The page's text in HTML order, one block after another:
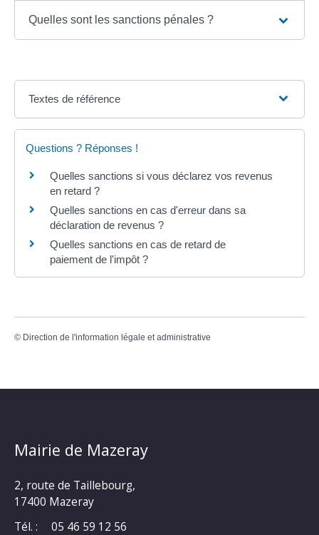
Quelles sont les sanctions pénales ?
Textes de référence
Questions ? Réponses !
Quelles sanctions si vous déclarez vos revenus
en retard ?
Quelles sanctions en cas d'erreur dans sa
déclaration de revenus ?
Quelles sanctions en cas de retard de
paiement de l'impôt ?
© Direction de l'information légale et administrative
Mairie de Mazeray
2, route de Taillebourg,
17400 Mazeray
Tél. :
05 46 59 12 56